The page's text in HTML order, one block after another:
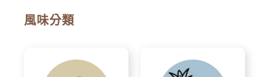
風味分類